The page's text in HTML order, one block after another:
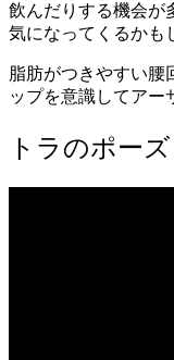
飲んだりする機会が
気になってくるかも
脂肪がつきやすい腰
ップを意識してアー
トラのポー